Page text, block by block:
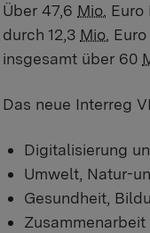
Über 47,6 Mio. Euro
durch 12,3 Mio.
insgesamt über 60
Das neue Interreg
Digitalisierung
Umwelt, Natur-
Gesundheit,